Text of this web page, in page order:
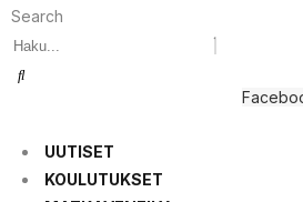
Search
UUTISET
KOULUTUKSET